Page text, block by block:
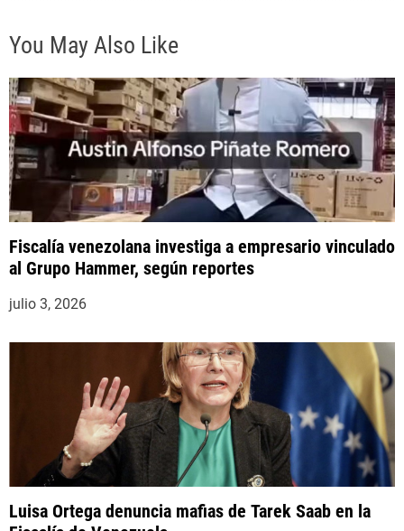
d
a
s
You May Also Like
Fiscalía venezolana investiga a empresario vinculado
al Grupo Hammer, según reportes
julio 3, 2026
Luisa Ortega denuncia mafias de Tarek Saab en la